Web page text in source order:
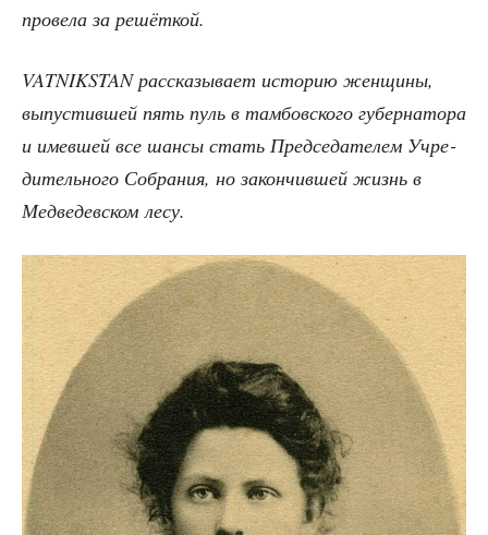
про­ве­ла за решёткой.
VATNIKSTAN рас­ска­зы­ва­ет исто­рию жен­щи­ны,
выпу­стив­шей пять пуль в там­бов­ско­го губер­на­то­ра
и имев­шей все шан­сы стать Пред­се­да­те­лем Учре­
ди­тель­но­го Собра­ния, но закон­чив­шей жизнь в
Мед­ве­дев­ском лесу.